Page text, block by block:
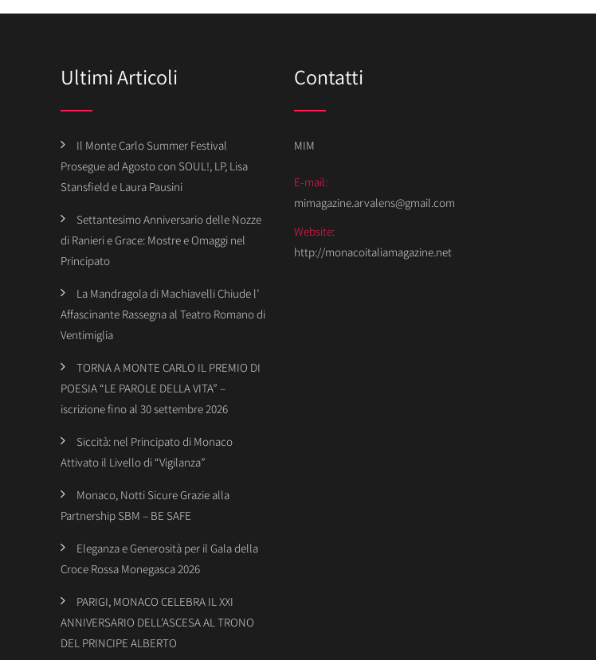
Ultimi Articoli
Il Monte Carlo Summer Festival
Prosegue ad Agosto con SOUL!, LP, Lisa
Stansfield e Laura Pausini
Settantesimo Anniversario delle Nozze
di Ranieri e Grace: Mostre e Omaggi nel
Principato
La Mandragola di Machiavelli Chiude l’
Affascinante Rassegna al Teatro Romano di
Ventimiglia
TORNA A MONTE CARLO IL PREMIO DI
POESIA “LE PAROLE DELLA VITA” –
iscrizione fino al 30 settembre 2026
Siccità: nel Principato di Monaco
Attivato il Livello di “Vigilanza”
Monaco, Notti Sicure Grazie alla
Partnership SBM – BE SAFE
Eleganza e Generosità per il Gala della
Croce Rossa Monegasca 2026
PARIGI, MONACO CELEBRA IL XXI
ANNIVERSARIO DELL’ASCESA AL TRONO
DEL PRINCIPE ALBERTO
Contatti
MIM
E-mail:
mimagazine.arvalens@gmail.com
Website:
http://monacoitaliamagazine.net